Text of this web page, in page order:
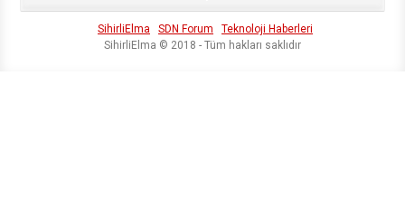
SihirliElma SDN Forum
Teknoloji Haberleri
SihirliElma © 2018 - Tüm hakları saklıdır